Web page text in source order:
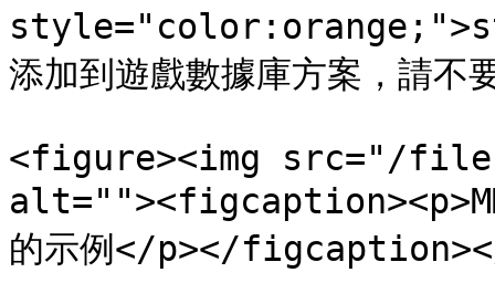
添加到遊戲數據庫方案，請不
<figure><img src="/files/
的示例</p></